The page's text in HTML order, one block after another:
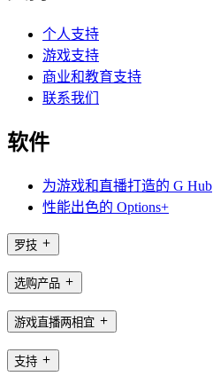
个人支持
游戏支持
商业和教育支持
联系我们
软件
为游戏和直播打造的 G Hub
性能出色的 Options+
罗技
选购产品
游戏直播两相宜
支持